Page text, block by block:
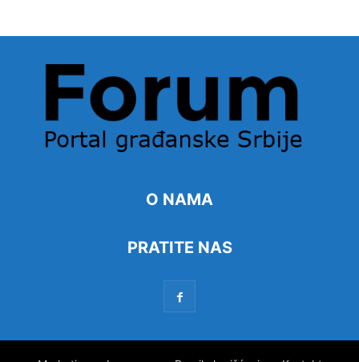
O NAMA
PRATITE NAS